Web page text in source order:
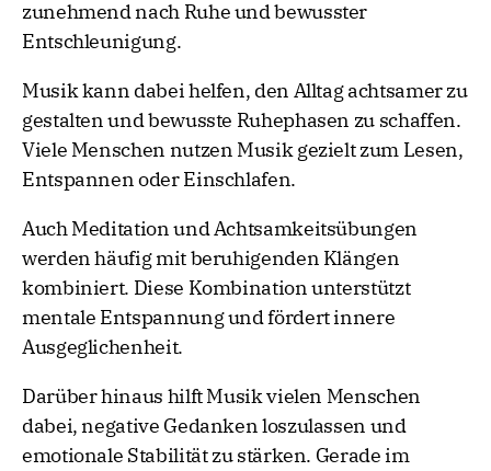
zunehmend nach Ruhe und bewusster
Entschleunigung.
Musik kann dabei helfen, den Alltag achtsamer zu
gestalten und bewusste Ruhephasen zu schaffen.
Viele Menschen nutzen Musik gezielt zum Lesen,
Entspannen oder Einschlafen.
Auch Meditation und Achtsamkeitsübungen
werden häufig mit beruhigenden Klängen
kombiniert. Diese Kombination unterstützt
mentale Entspannung und fördert innere
Ausgeglichenheit.
Darüber hinaus hilft Musik vielen Menschen
dabei, negative Gedanken loszulassen und
emotionale Stabilität zu stärken. Gerade im